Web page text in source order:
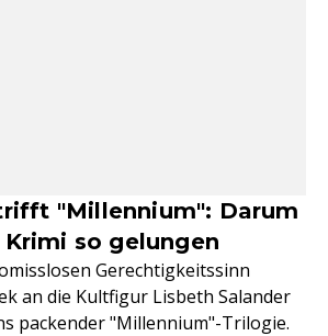
"Millennium": Darum
so gelungen
Gerechtigkeitssinn
an die Kultfigur Lisbeth Salander
packender "Millennium"-Trilogie.